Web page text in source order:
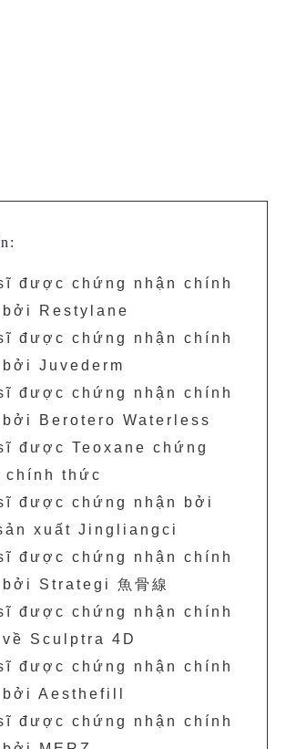
được chứng nhận chính
Restylane
được chứng nhận chính
Juvederm
được chứng nhận chính
Berotero Waterless
được Teoxane chứng
chính thức
được chứng nhận bởi
xuất Jingliangci
được chứng nhận chính
Strategi ⿂骨線
được chứng nhận chính
Sculptra 4D
được chứng nhận chính
Aesthefill
được chứng nhận chính